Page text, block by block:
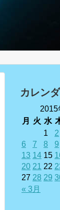
カレン
2015
月
火 水
« 3月
1 2
6
7 8 9
13 14 15
20 21 22
27 28 29